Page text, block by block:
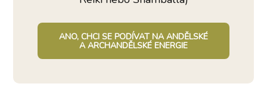
ANO, CHCI SE PODÍVAT NA ANDĚLSKÉ
A ARCHANDĚLSKÉ ENERGIE